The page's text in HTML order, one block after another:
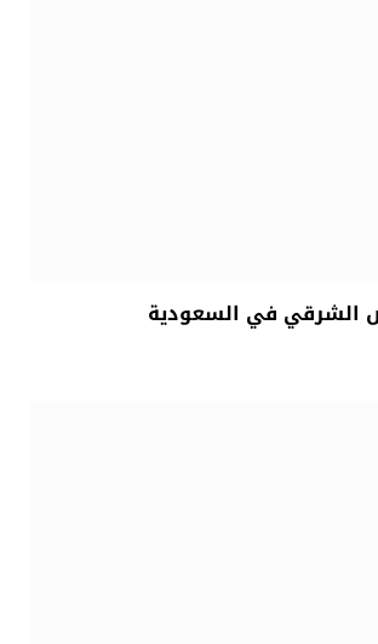
الشرقي في السعودية